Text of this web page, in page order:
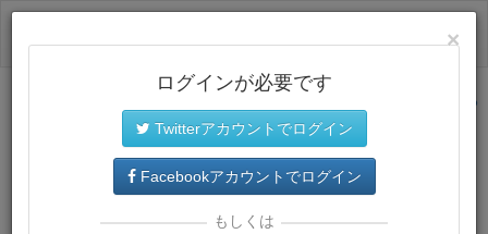
サイトトップに戻る
プレミアム会員では、教材がダウンロードでき、快適な動画
再生環境が提供されます。
×
ログインが必要です
Twitterアカウントでログイン
Facebookアカウントでログイン
もしくは